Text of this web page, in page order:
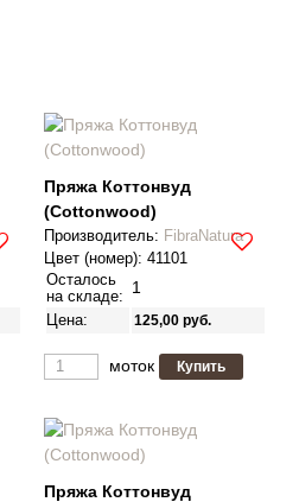
Пряжа Коттонвуд
(Cottonwood)
Производитель: FibraNatura
Цвет (номер): 41101
Осталось
на складе: 1
Цена: 125,00 руб.
моток
Пряжа Коттонвуд